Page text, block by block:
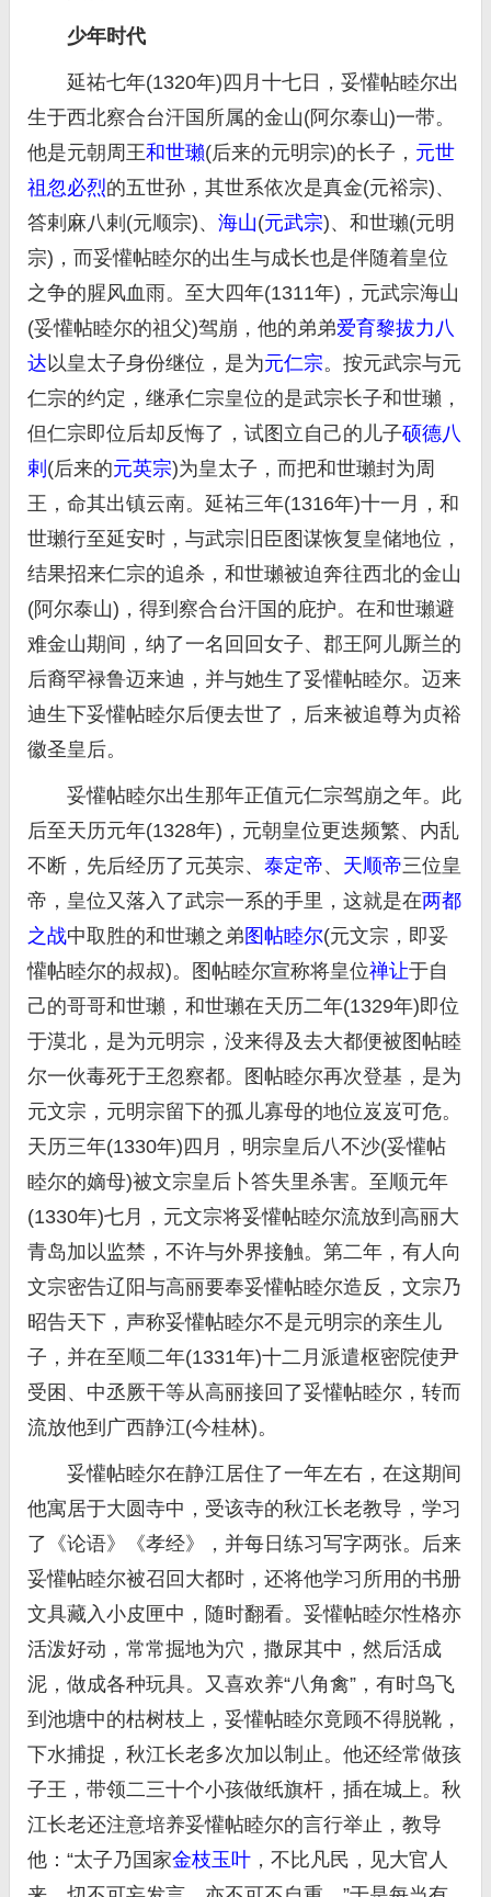
少年时代
延祐七年(1320年)四月十七日，妥懽帖睦尔出
生于西北察合台汗国所属的金山(阿尔泰山)一带。
他是元朝周王和世瓎(后来的元明宗)的长子， 元世
祖 忽必烈的五世孙，其世系依次是真金(元裕宗)、
答剌麻八剌(元顺宗)、 海山(元武宗)、和世瓎(元明
宗)，而妥懽帖睦尔的出生与成长也是伴随着皇位
之争的腥风血雨。至大四年(1311年)，元武宗海山
(妥懽帖睦尔的祖父)驾崩，他的弟弟爱育黎拔力八
达 以皇太子身份继位，是为元仁宗。按元武宗与元
仁宗的约定，继承仁宗皇位的是武宗长子和世瓎，
但仁宗即位后却反悔了，试图立自己的儿子硕德八
剌 (后来的元英宗)为皇太子，而把和世瓎封为周
王，命其出镇云南。延祐三年(1316年)十一月，和
世瓎行至延安时，与武宗旧臣图谋恢复皇储地位，
结果招来仁宗的追杀，和世瓎被迫奔往西北的金山
(阿尔泰山)，得到察合台汗国的庇护。在和世瓎避
难金山期间，纳了一名回回女子、郡王阿儿厮兰的
后裔罕禄鲁迈来迪，并与她生了妥懽帖睦尔。迈来
迪生下妥懽帖睦尔后便去世了，后来被追尊为贞裕
徽圣皇后。
妥懽帖睦尔出生那年正值元仁宗驾崩之年。此
后至天历元年(1328年)，元朝皇位更迭频繁、内乱
不断，先后经历了元英宗、 泰定帝、 天顺帝三位皇
帝，皇位又落入了武宗一系的手里，这就是在两都
之战中取胜的和世瓎之弟 图帖睦尔(元文宗，即妥
懽帖睦尔的叔叔)。图帖睦尔宣称将皇位禅让于自
己的哥哥和世瓎，和世瓎在天历二年(1329年)即位
于漠北，是为元明宗，没来得及去大都便被图帖睦
尔一伙毒死于王忽察都。图帖睦尔再次登基，是为
元文宗，元明宗留下的孤儿寡母的地位岌岌可危。
天历三年(1330年)四月，明宗皇后八不沙(妥懽帖
睦尔的嫡母)被文宗皇后卜答失里杀害。至顺元年
(1330年)七月，元文宗将妥懽帖睦尔流放到高丽大
青岛加以监禁，不许与外界接触。第二年，有人向
文宗密告辽阳与高丽要奉妥懽帖睦尔造反，文宗乃
昭告天下，声称妥懽帖睦尔不是元明宗的亲生儿
子，并在至顺二年(1331年)十二月派遣枢密院使尹
受困、中丞厥干等从高丽接回了妥懽帖睦尔，转而
流放他到广西静江(今桂林)。
妥懽帖睦尔在静江居住了一年左右，在这期间
他寓居于大圆寺中，受该寺的秋江长老教导，学习
了《论语》《孝经》，并每日练习写字两张。后来
妥懽帖睦尔被召回大都时，还将他学习所用的书册
文具藏入小皮匣中，随时翻看。妥懽帖睦尔性格亦
活泼好动，常常掘地为穴，撒尿其中，然后活成
泥，做成各种玩具。又喜欢养“八角禽”，有时鸟飞
到池塘中的枯树枝上，妥懽帖睦尔竟顾不得脱靴，
下水捕捉，秋江长老多次加以制止。他还经常做孩
子王，带领二三十个小孩做纸旗杆，插在城上。秋
江长老还注意培养妥懽帖睦尔的言行举止，教导
他：“太子乃国家金枝玉叶 ，不比凡民，见大官人